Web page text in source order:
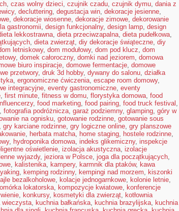
, czas wolny dzieci, czujnik czadu, czujnik dymu, dania z
, decluttering, degustacja win, dekoracje jesienne,
, dekoracje wiosenne, dekoracje zimowe, dekorowanie
gastronomii, design funkcjonalny, design lamp, design
lekkostrawna, dieta przeciwzapalna, dieta pudełkowa,
, dieta zwierząt, diy dekoracje świąteczne, diy
letniskowy, dom modułowy, dom pod klucz, dom
, domek całoroczny, domki nad jeziorem, domowa
biuro inspiracje, domowe fermentacje, domowe
przetwory, druk 3d hobby, dywany do salonu, działka
, ergonomiczne ćwiczenia, escape room domowy,
integracyjne, eventy gastronomiczne, eventy
, first minute, fitness w domu, florystyka domowa, food
, food marketing, food pairing, food truck festival ,
, fotografia podróżnicza, garaż podziemny, glamping, góry w
na ognisku, gotowanie rodzinne, gotowanie sous
, gry karciane rodzinne, gry logiczne online, gry planszowe
, herbata matcha, home staging, hostele rodzinne,
, hydroponika domowa, indeks glikemiczny, inspekcje
oświetlenie, izolacja akustyczna, izolacje
wyjazdy, jeziora w Polsce, joga dla początkujących,
, kalistenika, kampery, karmnik dla ptaków, kawa
, kemping rodzinny, kempingi nad morzem, kiszonki
bezalkoholowe, kolacje jednogarnkowe, kolonie letnie,
lokatorska, kompozycje kwiatowe, konferencje
, konkursy, kosmetyki dla zwierząt, kotłownia
wieczysta, kuchnia bałkańska, kuchnia brazylijska, kuchnia